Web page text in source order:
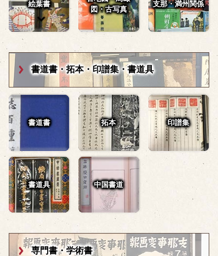
絵葉書
図・古写真
支那・満州関係
書道書・拓本・印譜集・書道具
書道書 拓本 印譜集
書道具 中国書道
専門書・学術書